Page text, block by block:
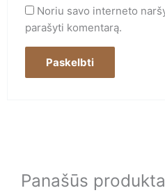
Noriu savo interneto
parašyti komentarą.
Panašūs